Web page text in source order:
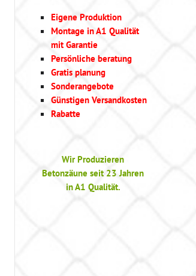
Eigene Produktion
Montage in A1 Qualität
mit Garantie
Persönliche beratung
Gratis planung
Sonderangebote
Günstigen Versandkosten
Rabatte
Wir Produzieren
Betonzäune seit 23 Jahren
in A1 Qualität.